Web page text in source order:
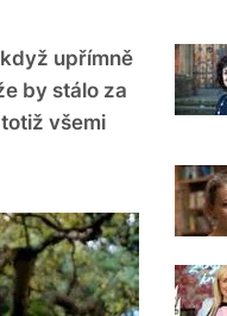
upřímně
by stálo za
všemi